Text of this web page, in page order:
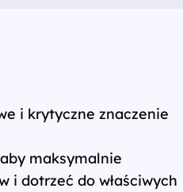
i krytyczne znaczenie
maksymalnie
i dotrzeć do właściwych